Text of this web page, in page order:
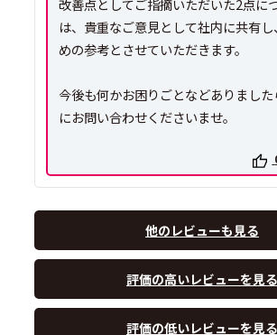
改善点としてご指摘いただいた2点に
は、貴重なご意見として社内に共有
めの参考とさせていただきます。
今後も何かお困りごとなどありまし
にお問い合わせくださいませ。
他のレビューも見る
評価の高いレビューを見る
評価の低いレビューを見る